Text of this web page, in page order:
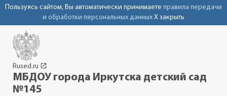
Пользуясь сайтом, Вы автоматически принимаете правила передачи
и обработки персональных данных X закрыть
Rused.ru launch
МБДОУ города Иркутска детский сад
№145